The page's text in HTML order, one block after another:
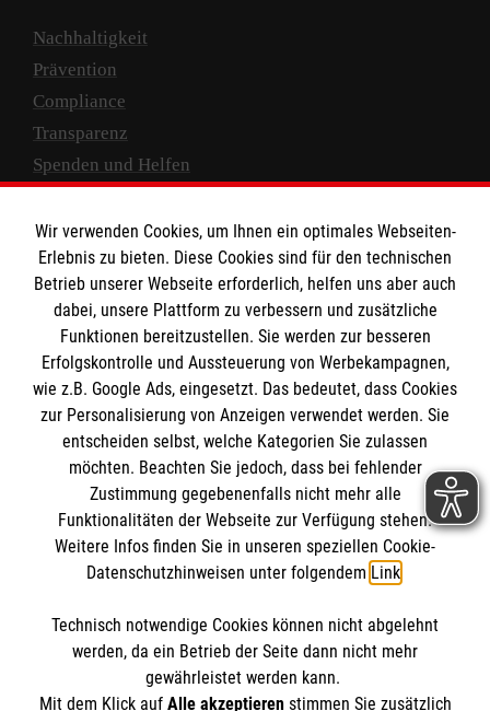
Nachhaltigkeit
Prävention
Compliance
Transparenz
Spenden und Helfen
Empfänger: Malteser Hilfsdienst e.V.
IBAN: DE10 3706 0120 1201 2000 12
BIC: GENODED 1PA7
Newsletter abonnieren
Cookies verwalten|AGB|Impressum|Datenschutz
Barrierefreiheit |Kontakt| Sharepoint|Mediathek
Wir verwenden Cookies, um Ihnen ein optimales Webseiten-
Erlebnis zu bieten. Diese Cookies sind für den technischen
Betrieb unserer Webseite erforderlich, helfen uns aber auch
dabei, unsere Plattform zu verbessern und zusätzliche
Funktionen bereitzustellen. Sie werden zur besseren
Erfolgskontrolle und Aussteuerung von Werbekampagnen,
wie z.B. Google Ads, eingesetzt. Das bedeutet, dass Cookies
zur Personalisierung von Anzeigen verwendet werden. Sie
entscheiden selbst, welche Kategorien Sie zulassen
möchten. Beachten Sie jedoch, dass bei fehlender
Zustimmung gegebenenfalls nicht mehr alle
Funktionalitäten der Webseite zur Verfügung stehen.
Weitere Infos finden Sie in unseren speziellen Cookie-
Datenschutzhinweisen unter folgendem Link.
Technisch notwendige Cookies können nicht abgelehnt
werden, da ein Betrieb der Seite dann nicht mehr
gewährleistet werden kann.
Mit dem Klick auf Alle akzeptierenstimmen Sie zusätzlich